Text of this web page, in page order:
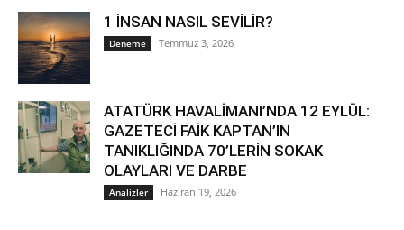
1 İNSAN NASIL SEVİLİR?
Deneme Temmuz 3, 2026
ATATÜRK HAVALİMANI’NDA 12 EYLÜL:
GAZETECİ FAİK KAPTAN’IN
TANIKLIĞINDA 70’LERİN SOKAK
OLAYLARI VE DARBE
Analizler Haziran 19, 2026